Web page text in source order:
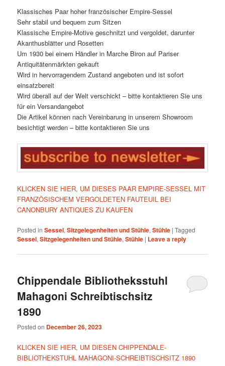
Klassisches Paar hoher französischer Empire-Sessel
Sehr stabil und bequem zum Sitzen
Klassische Empire-Motive geschnitzt und vergoldet, darunter
Akanthusblätter und Rosetten
Um 1930 bei einem Händler in Marche Biron auf Pariser
Antiquitätenmärkten gekauft
Wird in hervorragendem Zustand angeboten und ist sofort
einsatzbereit
Wird überall auf der Welt verschickt – bitte kontaktieren Sie uns
für ein Versandangebot
Die Artikel können nach Vereinbarung in unserem Showroom
besichtigt werden – bitte kontaktieren Sie uns
KLICKEN SIE HIER, UM DIESES PAAR EMPIRE-SESSEL MIT
FRANZÖSISCHEM VERGOLDETEN FAUTEUIL BEI
CANONBURY ANTIQUES ZU KAUFEN
Posted in Sessel,Sitzgelegenheiten und Stühle,Stühle |Tagged
Sessel,Sitzgelegenheiten und Stühle,Stühle | Leave a reply
Chippendale Bibliotheksstuhl
Mahagoni Schreibtischsitz
1890
Posted on December 26, 2023
KLICKEN SIE HIER, UM DIESEN CHIPPENDALE-
BIBLIOTHEKSTUHL MAHAGONI-SCHREIBTISCHSITZ 1890